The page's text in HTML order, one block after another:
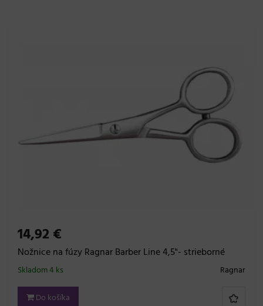
14,92 €
Nožnice na fúzy Ragnar Barber Line 4,5"- strieborné
Ragnar
Skladom 4 ks
Do košíka